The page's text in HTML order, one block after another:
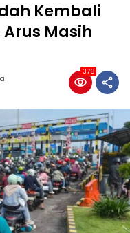
Kembali
Masih
376